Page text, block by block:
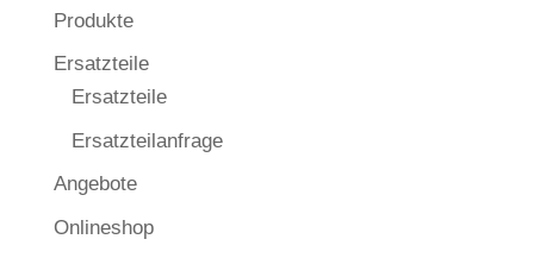
Produkte
Ersatzteile
Ersatzteile
Ersatzteilanfrage
Angebote
Onlineshop